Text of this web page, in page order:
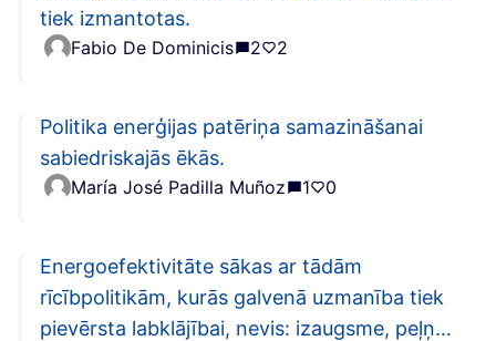
tiek izmantotas.
Fabio De Dominicis 2 2
Politika enerģijas patēriņa samazināšanai
sabiedriskajās ēkās.
María José Padilla Muñoz 1 0
Energoefektivitāte sākas ar tādām
rīcībpolitikām, kurās galvenā uzmanība tiek
pievērsta labklājībai, nevis: izaugsme, peļņa